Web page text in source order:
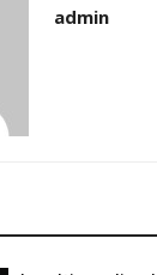
admin